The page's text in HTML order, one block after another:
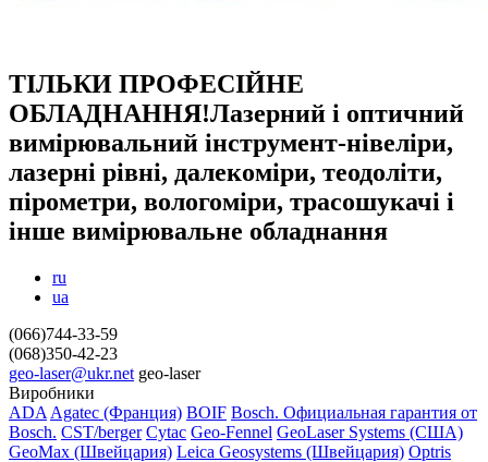
ТІЛЬКИ ПРОФЕСІЙНЕ
ОБЛАДНАННЯ!Лазерний і оптичний
вимірювальний інструмент-нівеліри,
лазерні рівні, далекоміри, теодоліти,
пірометри, вологоміри, трасошукачі і
інше вимірювальне обладнання
ru
ua
(066)744-33-59
(068)350-42-23
geo-laser@ukr.net geo-laser
Виробники
ADA Agatec (Франция) BOIF Bosch. Официальная гарантия от
Вosch. CST/berger Cytac Geo-Fennel GeoLaser Systems (CША)
GeoMax (Швейцария) Leica Geosystems (Швейцария) Optris